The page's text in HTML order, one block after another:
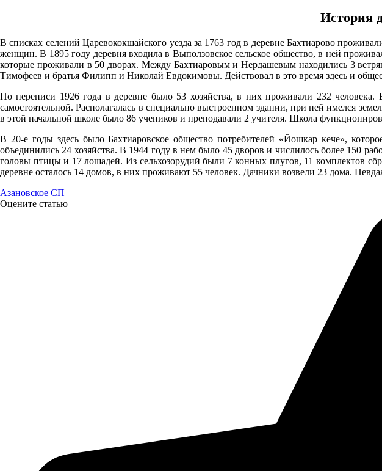
760
88%
3.3
321°
10.08
00:00
12.7°
88%
История
В списках селений Царевококшайского уезда за 1763 год в деревне Бахтиарово
женщин. В 1895 году деревня входила в Выползовское сельское общество, в ней
которые проживали в 50 дворах. Между Бахтиаровым и Нердашевым находились 3
Тимофеев и братья Филипп и Николай Евдокимовы. Действовал в это время здесь и
По переписи 1926 года в деревне было 53 хозяйства, в них проживали 232
самостоятельной. Располагалась в специально выстроенном здании, при ней имелся
в этой начальной школе было 86 учеников и преподавали 2 учителя. Школа
В 20-е годы здесь было Бахтиаровское общество потребителей «Йошкар кече»,
объединились 24 хозяйства. В 1944 году в нем было 45 дворов и числилось более 150
головы птицы и 17 лошадей. Из сельхозорудий были 7 конных плугов, 11 комплектов
деревне осталось 14 домов, в них проживают 55 человек. Дачники возвели 23 дома.
Азановское СП
Оцените статью